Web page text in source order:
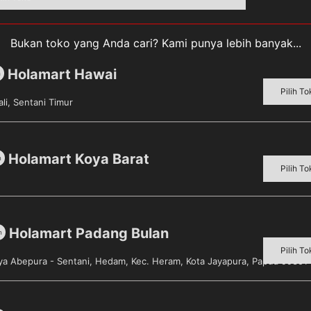
salah satu varian kecap wingsfood dalam
secara sempurna melalui pemurnian ganda,
meresap dengan sempurna dalam seluruh masakan
Bukan toko yang Anda cari? Kami punya lebih banyak...
Holamart Hawai
Sentani Timur
Pilih
Holamart Koya Barat
Pilih
Holamart Padang Bulan
Abepura - Sentani, Hedam, Kec. Heram, Kota Jayapura, Papua 99351
Pilih